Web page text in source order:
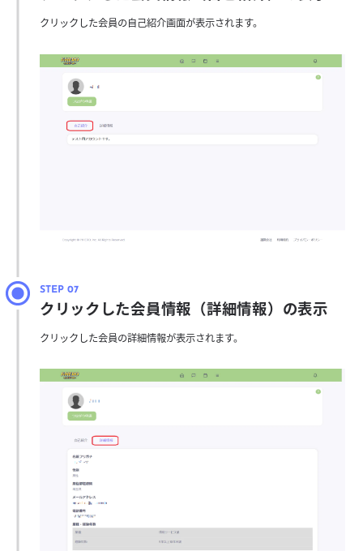
クリックした会員の自己紹介画面が表示されます。
クリックした会員情報（詳細情報）の表示
クリックした会員の詳細情報が表示されます。